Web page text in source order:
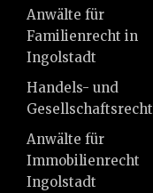
Anwälte für
Familienrecht in
Ingolstadt
Handels- und
Gesellschaftsrecht
Anwälte für
Immobilienrecht
Ingolstadt